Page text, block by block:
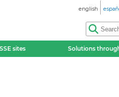
english
SSE sites Solutions